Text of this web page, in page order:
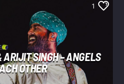
1
SINGH – ANGELS
OTHER